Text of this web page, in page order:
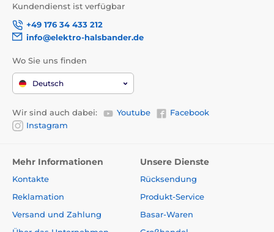
Kundendienst ist verfügbar
+49 176 34 433 212
info@elektro-halsbander.de
Wo Sie uns finden
Deutsch
Wir sind auch dabei: Youtube
Facebook
Instagram
Mehr Informationen
Kontakte
Reklamation
Versand und Zahlung
Unsere Dienste
Rücksendung
Produkt-Service
Basar-Waren